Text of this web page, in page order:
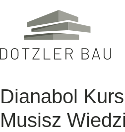
Dianabol
Musisz